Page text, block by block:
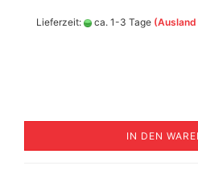
Lieferzeit: ca. 1-3 Tage
IN DEN